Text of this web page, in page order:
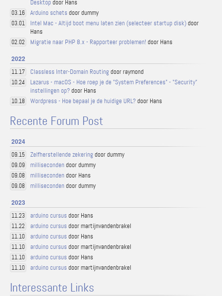
Desktop door Hans
03.16 Arduino schets door dummy
03.01 Intel Mac - Altijd boot menu laten zien (selecteer startup disk)door
Hans
02.02 Migratie naar PHP 8.x - Rapporteer problemen! door Hans
2022
11.17 Classless Inter-Domain Routingdoor raymond
10.24
Lazarus - macOS - Hoe roep je de "System Preferences" - "Security"
instellingen op?door Hans
10.18 Wordpress - Hoe bepaal je de huidige URL?door Hans
Recente Forum Post
2024
09.15 Zelfherstellende zekeringdoor dummy
09.09 milliseconden door dummy
09.08 milliseconden door Hans
09.08 milliseconden door dummy
2023
11.23 arduino cursus door Hans
11.22 arduino cursus door martijnvandenbrakel
11.10 arduino cursus door Hans
11.10 arduino cursus door martijnvandenbrakel
11.10 arduino cursus door Hans
11.10 arduino cursus door martijnvandenbrakel
Interessante Links